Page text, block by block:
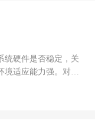
统硬件是否稳定，关
境适应能力强‌。对于